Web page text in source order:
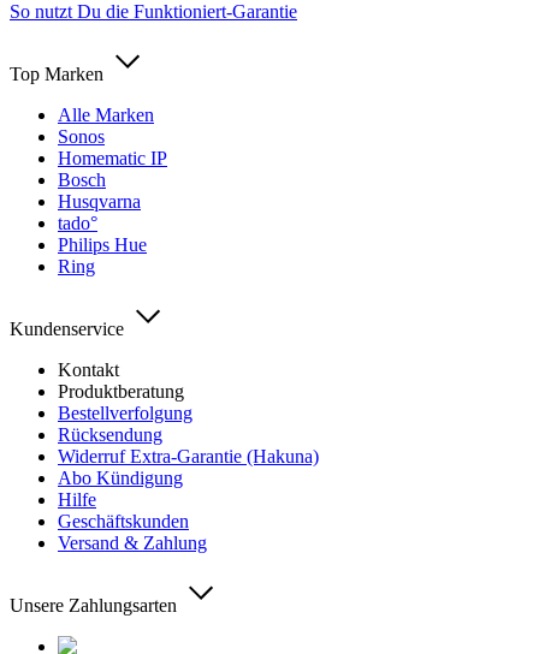
So nutzt Du die Funktioniert-Garantie
Top Marken
Alle Marken
Sonos
Homematic IP
Bosch
Husqvarna
tado°
Philips Hue
Ring
Kundenservice
Kontakt
Produktberatung
Bestellverfolgung
Rücksendung
Widerruf Extra-Garantie (Hakuna)
Abo Kündigung
Hilfe
Geschäftskunden
Versand & Zahlung
Unsere Zahlungsarten